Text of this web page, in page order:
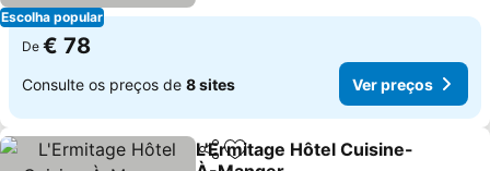
Escolha popular
De € 78
Consulte os preços de 8 sites Ver preços
PartilharAdicionar aos favoritos
L'Ermitage Hôtel Cuisine-